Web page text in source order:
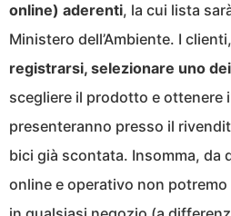
online) aderenti, la cui lista
Ministero dell’Ambiente. I
registrarsi, selezionare uno
scegliere il prodotto e ottenere
presenteranno presso il
bici già scontata. Insomma, da
online e operativo non